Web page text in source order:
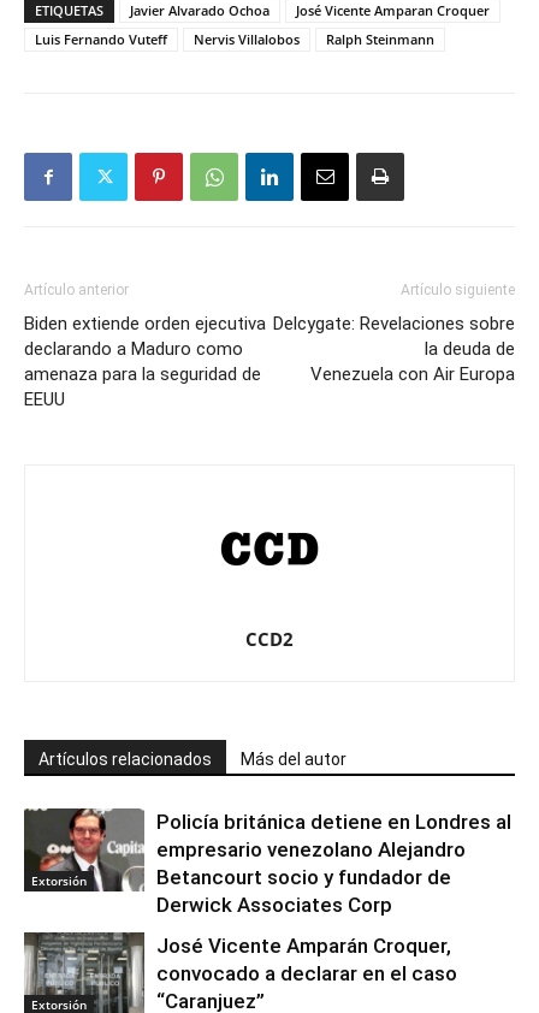
ETIQUETAS
Javier Alvarado Ochoa
José Vicente Amparan Croquer
Luis Fernando Vuteff
Nervis Villalobos Ralph Steinmann
Artículo anterior
Biden extiende orden ejecutiva
declarando a Maduro como
amenaza para la seguridad de
EEUU
Artículo siguiente
Delcygate: Revelaciones sobre
la deuda de
Venezuela con Air Europa
CCD2
Artículos relacionados Más del autor
Extorsión
Policía británica detiene en Londres al
empresario venezolano Alejandro
Betancourt socio y fundador de
Derwick Associates Corp
Extorsión
José Vicente Amparán Croquer,
convocado a declarar en el caso
“Caranjuez”